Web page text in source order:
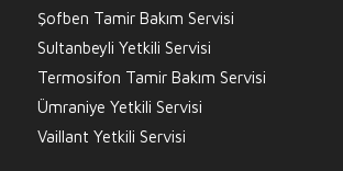
Şofben Tamir Bakım Servisi
Sultanbeyli Yetkili Servisi
Termosifon Tamir Bakım Servisi
Ümraniye Yetkili Servisi
Vaillant Yetkili Servisi